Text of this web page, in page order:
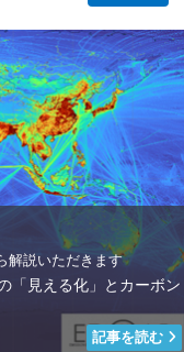
一覧へ
解説いただきます
「見える化」とカーボン